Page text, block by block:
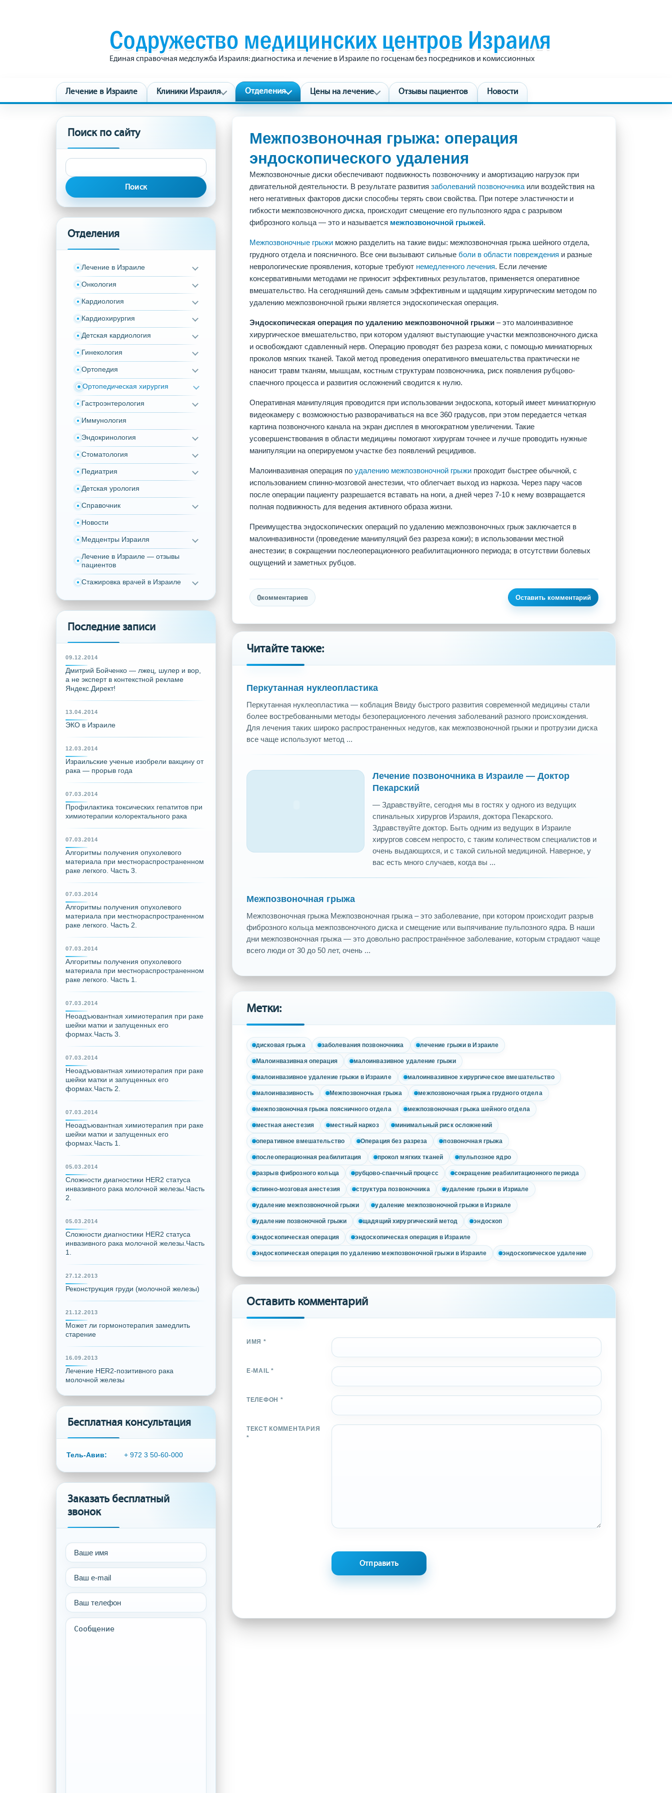
Единая справочная медслужба Израиля: диагностика и лечение в Израиле по госценам без посредников и комиссионных
Лечение в Израиле Клиники Израиля Отделения Цены на лечение Отзывы пациентов Новости
Поиск по сайту
Найти:
Отделения
Лечение в Израиле
Онкология
Кардиология
Кардиохирургия
Детская кардиология
Гинекология
Ортопедия
Ортопедическая хирургия
Гастроэнтерология
Иммунология
Эндокринология
Стоматология
Педиатрия
Детская урология
Справочник
Новости
Медцентры Израиля
Лечение в Израиле — отзывы
пациентов
Стажировка врачей в Израиле
Последние записи
09.12.2014
Дмитрий Бойченко — лжец, шулер и вор,
а не эксперт в контекстной рекламе
Яндекс.Директ!
13.04.2014
ЭКО в Израиле
12.03.2014
Израильские ученые изобрели вакцину от
рака — прорыв года
07.03.2014
Профилактика токсических гепатитов при
химиотерапии колоректального рака
07.03.2014
Алгоритмы получения опухолевого
материала при местнораспространенном
раке легкого. Часть 3.
07.03.2014
Алгоритмы получения опухолевого
материала при местнораспространенном
раке легкого. Часть 2.
07.03.2014
Алгоритмы получения опухолевого
материала при местнораспространенном
раке легкого. Часть 1.
07.03.2014
Неоадъювантная химиотерапия при раке
шейки матки и запущенных его
формах.Часть 3.
07.03.2014
Неоадъювантная химиотерапия при раке
шейки матки и запущенных его
формах.Часть 2.
07.03.2014
Неоадъювантная химиотерапия при раке
шейки матки и запущенных его
формах.Часть 1.
05.03.2014
Сложности диагностики HER2 статуса
инвазивного рака молочной железы.Часть
2.
05.03.2014
Сложности диагностики HER2 статуса
инвазивного рака молочной железы.Часть
1.
27.12.2013
Реконструкция груди (молочной железы)
21.12.2013
Может ли гормонотерапия замедлить
старение
16.09.2013
Лечение HER2-позитивного рака
молочной железы
Бесплатная консультация
Тель-Авив: + 972 3 50-60-000
Заказать бесплатный
звонок
Межпозвоночная грыжа: операция
эндоскопического удаления
Межпозвоночные диски обеспечивают подвижность позвоночнику и амортизацию нагрузок при
двигательной деятельности. В результате развития заболеваний позвоночника или воздействия на
него негативных факторов диски способны терять свои свойства. При потере эластичности и
гибкости межпозвоночного диска, происходит смещение его пульпозного ядра с разрывом
фиброзного кольца — это и называется межпозвоночной грыжей.
Межпозвоночные грыжи можно разделить на такие виды: межпозвоночная грыжа шейного отдела,
грудного отдела и поясничного. Все они вызывают сильные боли в области повреждения и разные
неврологические проявления, которые требуют немедленного лечения. Если лечение
консервативными методами не приносит эффективных результатов, применяется оперативное
вмешательство. На сегодняшний день самым эффективным и щадящим хирургическим методом по
удалению межпозвоночной грыжи является эндоскопическая операция.
Эндоскопическая операция по удалению межпозвоночной грыжи – это малоинвазивное
хирургическое вмешательство, при котором удаляют выступающие участки межпозвоночного диска
и освобождают сдавленный нерв. Операцию проводят без разреза кожи, с помощью миниатюрных
проколов мягких тканей. Такой метод проведения оперативного вмешательства практически не
наносит травм тканям, мышцам, костным структурам позвоночника, риск появления рубцово-
спаечного процесса и развития осложнений сводится к нулю.
Оперативная манипуляция проводится при использовании эндоскопа, который имеет миниатюрную
видеокамеру с возможностью разворачиваться на все 360 градусов, при этом передается четкая
картина позвоночного канала на экран дисплея в многократном увеличении. Такие
усовершенствования в области медицины помогают хирургам точнее и лучше проводить нужные
манипуляции на оперируемом участке без появлений рецидивов.
Малоинвазивная операция по удалению межпозвоночной грыжи проходит быстрее обычной, с
использованием спинно-мозговой анестезии, что облегчает выход из наркоза. Через пару часов
после операции пациенту разрешается вставать на ноги, а дней через 7-10 к нему возвращается
полная подвижность для ведения активного образа жизни.
Преимущества эндоскопических операций по удалению межпозвоночных грыж заключается в
малоинвазивности (проведение манипуляций без разреза кожи); в использовании местной
анестезии; в сокращении послеоперационного реабилитационного периода; в отсутствии болевых
ощущений и заметных рубцов.
0комментариев Оставить комментарий
Читайте также:
Перкутанная нуклеопластика
Перкутанная нуклеопластика — коблация Ввиду быстрого развития современной медицины стали
более востребованными методы безоперационного лечения заболеваний разного происхождения.
Для лечения таких широко распространенных недугов, как межпозвоночной грыжи и протрузии диска
все чаще используют метод ...
Лечение позвоночника в Израиле — Доктор
Пекарский
— Здравствуйте, сегодня мы в гостях у одного из ведущих
спинальных хирургов Израиля, доктора Пекарского.
Здравствуйте доктор. Быть одним из ведущих в Израиле
хирургов совсем непросто, с таким количеством специалистов и
очень выдающихся, и с такой сильной медициной. Наверное, у
вас есть много случаев, когда вы ...
Межпозвоночная грыжа
Межпозвоночная грыжа Межпозвоночная грыжа – это заболевание, при котором происходит разрыв
фиброзного кольца межпозвоночного диска и смещение или выпячивание пульпозного ядра. В наши
дни межпозвоночная грыжа — это довольно распространённое заболевание, которым страдают чаще
всего люди от 30 до 50 лет, очень ...
Метки:
дисковая грыжа заболевания позвоночника лечение грыжи в Израиле
Малоинвазивная операция малоинвазивное удаление грыжи
малоинвазивное удаление грыжи в Израиле малоинвазивное хирургическое вмешательство
малоинвазивность Межпозвоночная грыжа межпозвоночная грыжа грудного отдела
межпозвоночная грыжа поясничного отдела межпозвоночная грыжа шейного отдела
местная анестезия местный наркоз минимальный риск осложнений
оперативное вмешательство Операция без разреза позвоночная грыжа
послеоперационная реабилитация прокол мягких тканей пульпозное ядро
разрыв фиброзного кольца рубцово-спаечный процесс сокращение реабилитационного периода
спинно-мозговая анестезия структура позвоночника удаление грыжи в Изриале
удаление межпозвоночной грыжи удаление межпозвоночной грыжи в Изриале
удаление позвоночной грыжи щадящий хирургический метод эндоскоп
эндоскопическая операция эндоскопическая операция в Израиле
эндоскопическая операция по удалению межпозвоночной грыжи в Израиле эндоскопическое удаление
Оставить комментарий
ИМЯ *
E-MAIL *
ТЕЛЕФОН *
ТЕКСТ КОММЕНТАРИЯ
*